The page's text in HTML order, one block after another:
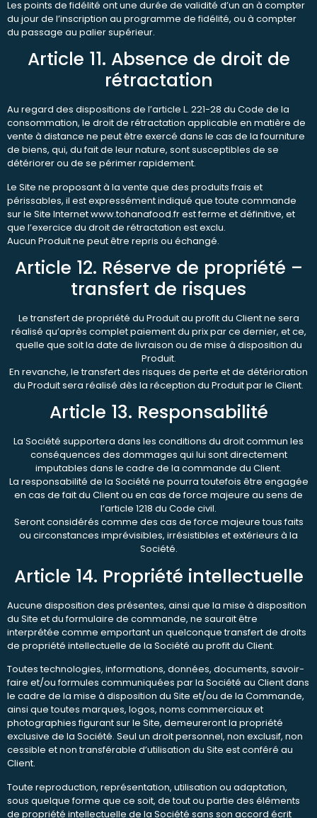
Les points de fidélité ont une durée de validité d’un an à compter
du jour de l’inscription au programme de fidélité, ou à compter
du passage au palier supérieur.
Article 11. Absence de droit de
rétractation
Au regard des dispositions de l’article L. 221-28 du Code de la
consommation, le droit de rétractation applicable en matière de
vente à distance ne peut être exercé dans le cas de la fourniture
de biens, qui, du fait de leur nature, sont susceptibles de se
détériorer ou de se périmer rapidement.
Le Site ne proposant à la vente que des produits frais et
périssables, il est expressément indiqué que toute commande
sur le Site Internet www.tohanafood.fr est ferme et définitive, et
que l’exercice du droit de rétractation est exclu.
Aucun Produit ne peut être repris ou échangé.
Article 12. Réserve de propriété –
transfert de risques
Le transfert de propriété du Produit au profit du Client ne sera
réalisé qu’après complet paiement du prix par ce dernier, et ce,
quelle que soit la date de livraison ou de mise à disposition du
Produit.
En revanche, le transfert des risques de perte et de détérioration
du Produit sera réalisé dès la réception du Produit par le Client.
Article 13. Responsabilité
La Société supportera dans les conditions du droit commun les
conséquences des dommages qui lui sont directement
imputables dans le cadre de la commande du Client.
La responsabilité de la Société ne pourra toutefois être engagée
en cas de fait du Client ou en cas de force majeure au sens de
l’article 1218 du Code civil.
Seront considérés comme des cas de force majeure tous faits
ou circonstances imprévisibles, irrésistibles et extérieurs à la
Société.
Article 14. Propriété intellectuelle
Aucune disposition des présentes, ainsi que la mise à disposition
du Site et du formulaire de commande, ne saurait être
interprétée comme emportant un quelconque transfert de droits
de propriété intellectuelle de la Société au profit du Client.
Toutes technologies, informations, données, documents, savoir-
faire et/ou formules communiquées par la Société au Client dans
le cadre de la mise à disposition du Site et/ou de la Commande,
ainsi que toutes marques, logos, noms commerciaux et
photographies figurant sur le Site, demeureront la propriété
exclusive de la Société. Seul un droit personnel, non exclusif, non
cessible et non transférable d’utilisation du Site est conféré au
Client.
Toute reproduction, représentation, utilisation ou adaptation,
sous quelque forme que ce soit, de tout ou partie des éléments
de propriété intellectuelle de la Société sans son accord écrit